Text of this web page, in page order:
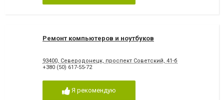
Ремонт компьютеров и ноутбуков
93400, Северодонецк, проспект Советский, 41-б
+380 (50) 617-55-72
Я рекомендую